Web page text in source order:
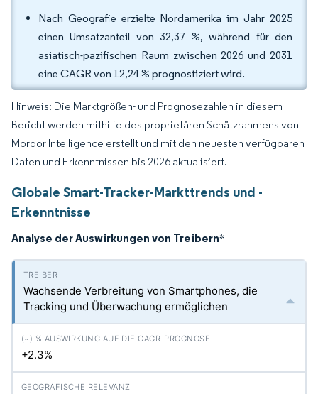
Nach Geografie erzielte Nordamerika im Jahr 2025
einen Umsatzanteil von 32,37 %, während für den
asiatisch-pazifischen Raum zwischen 2026 und 2031
eine CAGR von 12,24 % prognostiziert wird.
Hinweis: Die Marktgrößen- und Prognosezahlen in diesem
Bericht werden mithilfe des proprietären Schätzrahmens von
Mordor Intelligence erstellt und mit den neuesten verfügbaren
Daten und Erkenntnissen bis 2026 aktualisiert.
Globale Smart-Tracker-Markttrends und -
Erkenntnisse
Analyse der Auswirkungen von Treibern*
Wachsende Verbreitung von Smartphones, die
Tracking und Überwachung ermöglichen
+2.3%